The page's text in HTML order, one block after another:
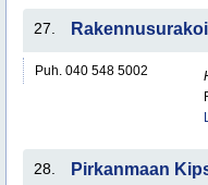
27.
Puh. 040 548 5002
28. Pirkanmaan